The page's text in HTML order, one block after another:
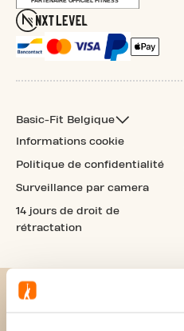
Basic-Fit Belgique
Informations cookie
Politique de confidentialité
Surveillance par camera
14 jours de droit de
rétractation